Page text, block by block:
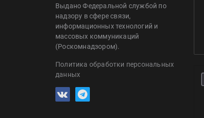
Выдано Федеральной службой по
надзору в сфере связи,
информационных технологий и
массовых коммуникаций
(Роскомнадзором).
Политика обработки персональных
данных